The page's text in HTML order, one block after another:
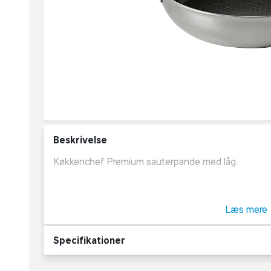
Beskrivelse
Køkkenchef Premium sauterpande med låg.
lag - stål, aluminium, stål - hvilket gør panden
temperaturer uden maden brænder fast, og
Passer til alle komfurtyper, inkl. induktion og tåler
Læs mere
Specifikationer